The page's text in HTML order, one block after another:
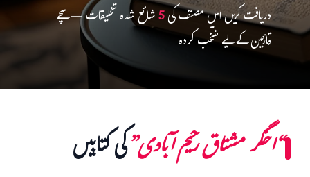
دریافت کریں اس مصنف کی5شائع شدہ تخلیقات — سچے
قارئین کے لیے منتخب کردہ
“اخگر مشتاق رحیم آبادی”کی کتابیں